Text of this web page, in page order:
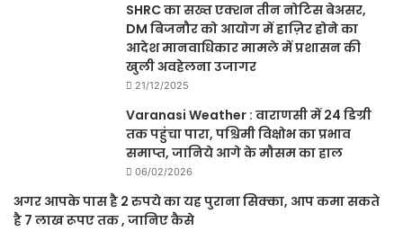
SHRC का सख्त एक्शन तीन नोटिस बेअसर,
DM बिजनौर को आयोग में हाज़िर होने का
आदेश मानवाधिकार मामले में प्रशासन की
खुली अवहेलना उजागर
21/12/2025
Varanasi Weather : वाराणसी में 24 डिग्री
तक पहुंचा पारा, पश्चिमी विक्षोभ का प्रभाव
समाप्त, जानिये आगे के मौसम का हाल
06/02/2026
अगर आपके पास है 2 रुपये का यह पुराना सिक्का, आप कमा सकते
है 7 लाख रूपए तक , जानिए कैसे